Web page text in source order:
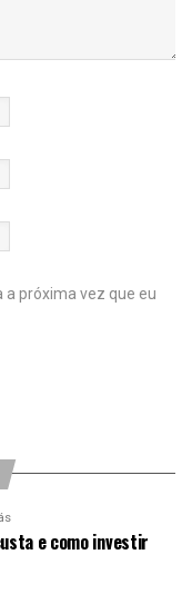
próxima vez que eu
e como investir